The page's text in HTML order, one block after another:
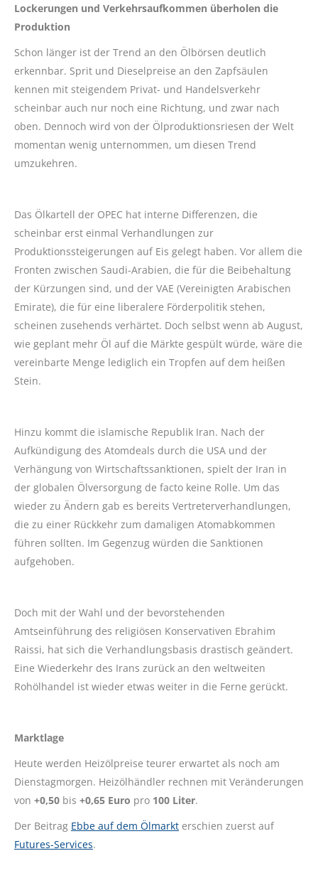
Lockerungen und Verkehrsaufkommen überholen die
Produktion
Schon länger ist der Trend an den Ölbörsen deutlich
erkennbar. Sprit und Dieselpreise an den Zapfsäulen
kennen mit steigendem Privat- und Handelsverkehr
scheinbar auch nur noch eine Richtung, und zwar nach
oben. Dennoch wird von der Ölproduktionsriesen der Welt
momentan wenig unternommen, um diesen Trend
umzukehren.
Das Ölkartell der OPEC hat interne Differenzen, die
scheinbar erst einmal Verhandlungen zur
Produktionssteigerungen auf Eis gelegt haben. Vor allem die
Fronten zwischen Saudi-Arabien, die für die Beibehaltung
der Kürzungen sind, und der VAE (Vereinigten Arabischen
Emirate), die für eine liberalere Förderpolitik stehen,
scheinen zusehends verhärtet. Doch selbst wenn ab August,
wie geplant mehr Öl auf die Märkte gespült würde, wäre die
vereinbarte Menge lediglich ein Tropfen auf dem heißen
Stein.
Hinzu kommt die islamische Republik Iran. Nach der
Aufkündigung des Atomdeals durch die USA und der
Verhängung von Wirtschaftssanktionen, spielt der Iran in
der globalen Ölversorgung de facto keine Rolle. Um das
wieder zu Ändern gab es bereits Vertreterverhandlungen,
die zu einer Rückkehr zum damaligen Atomabkommen
führen sollten. Im Gegenzug würden die Sanktionen
aufgehoben.
Doch mit der Wahl und der bevorstehenden
Amtseinführung des religiösen Konservativen Ebrahim
Raissi, hat sich die Verhandlungsbasis drastisch geändert.
Eine Wiederkehr des Irans zurück an den weltweiten
Rohölhandel ist wieder etwas weiter in die Ferne gerückt.
Marktlage
Heute werden Heizölpreise teurer erwartet als noch am
Dienstagmorgen. Heizölhändler rechnen mit Veränderungen
von +0,50 bis +0,65 Euro pro 100 Liter.
Der Beitrag Ebbe auf dem Ölmarkt erschien zuerst auf
Futures-Services.